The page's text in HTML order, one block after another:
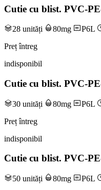
Cutie cu blist. PVC-
28 unități 80mg P6L
Preț întreg
indisponibil
Cutie cu blist. PVC-
30 unități 80mg P6L
Preț întreg
indisponibil
Cutie cu blist. PVC-
50 unități 80mg P6L